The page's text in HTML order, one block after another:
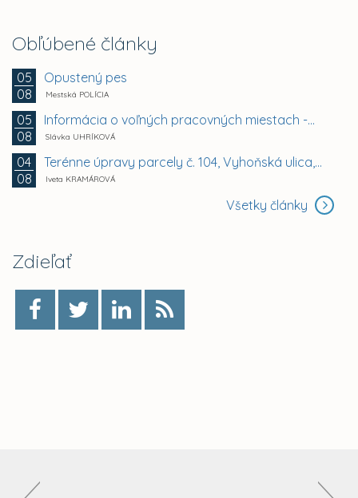
Obľúbené články
05
08
Opustený pes
Mestská POLÍCIA
05
08
Informácia o voľných pracovných miestach -...
Slávka UHRÍKOVÁ
04
08
Terénne úpravy parcely č. 104, Vyhoňská ulica,...
Iveta KRAMÁROVÁ
Všetky články
Zdieľať